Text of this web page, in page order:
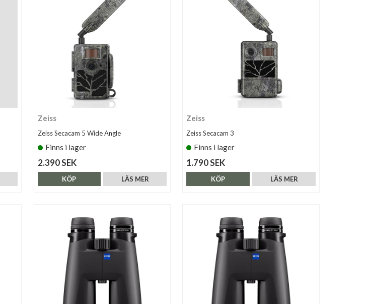
Zeiss
Zeiss Secacam 5 Wide Angle
Finns i lager
2.390 SEK
LÄS MER
KÖP
Zeiss
Zeiss Secacam 3
Finns i lager
1.790 SEK
LÄS MER
KÖP